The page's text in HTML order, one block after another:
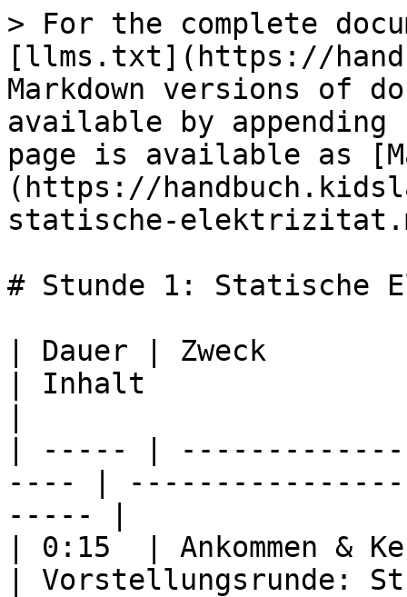
> For the complete
[llms.txt](https://
Markdown versions of
available by
page is available as
(https://
statische-
# Stunde 1: Statische
| Dauer | Zweck
| Inhalt
| ----- |
---- |
----- |
| 0:15  | Ankommen &
| Vorstellungsrunde: